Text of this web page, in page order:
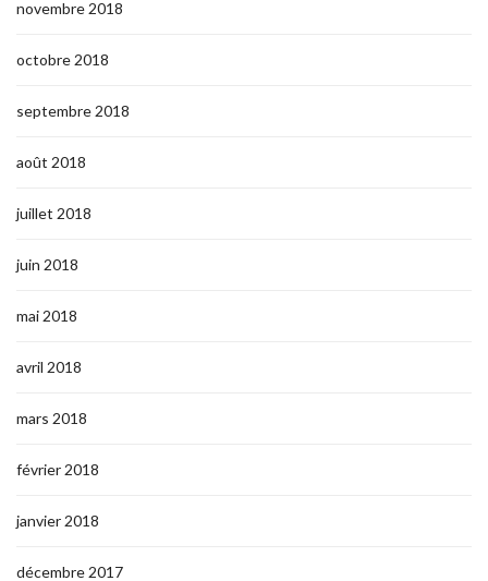
novembre 2018
octobre 2018
septembre 2018
août 2018
juillet 2018
juin 2018
mai 2018
avril 2018
mars 2018
février 2018
janvier 2018
décembre 2017